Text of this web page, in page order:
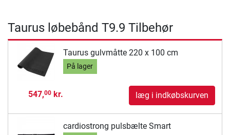
Taurus løbebånd T9.9 Tilbehør
Taurus gulvmåtte 220 x 100 cm
På lager
547,00kr. læg i indkøbskurven
cardiostrong pulsbælte Smart